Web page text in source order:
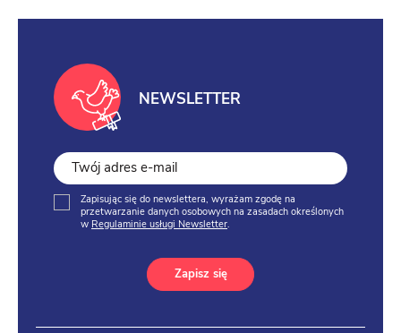
NEWSLETTER
Zapisując się do newslettera, wyrażam zgodę na
przetwarzanie danych osobowych na zasadach określonych
w Regulaminie usługi Newsletter.
Zapisz się